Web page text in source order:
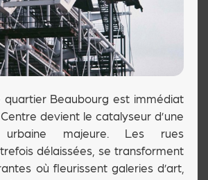
quartier Beaubourg est immédiat
devient le catalyseur d’une
urbaine majeure. Les rues
délaissées, se transforment
où fleurissent galeries d’art,